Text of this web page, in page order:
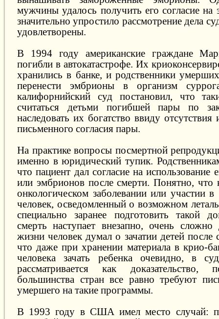
мужчины удалось получить его согласие на
значительно упростило рассмотрение дела
удовлетворены.
В 1994 году американские граждане
погибли в автокатастрофе. Их
хранились в банке, и родственники
перенести эмбрионы в организм
калифорнийский суд постановил, что
считаться детьми погибшей пары по
наследовать их богатство ввиду
письменного согласия пары.
На практике вопросы посмертной
именно в юридический тупик.
что пациент дал согласие на использование
или эмбрионов после смерти. Понятно, что
онкологическом заболевании или участии
человек, осведомленный о возможном
специально заранее подготовить такой
смерть наступает внезапно, очень сложно
жизни человек думал о зачатии детей после
что даже при хранении материала в крио-
человека зачать ребенка очевидно, в
рассматривается как доказательство,
большинства стран все равно требуют
умершего на такие программы.
В 1993 году в США имел место случай: